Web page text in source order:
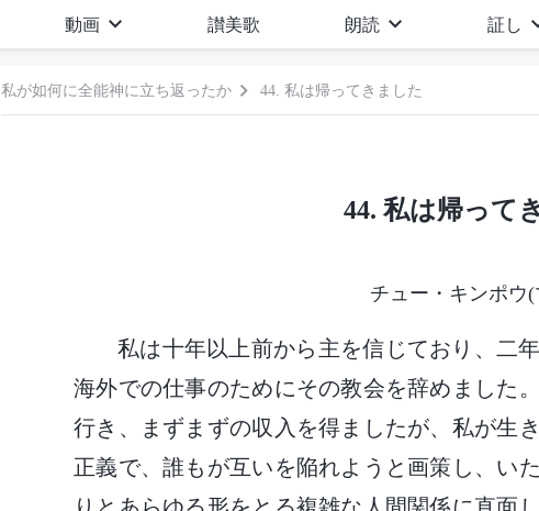
動画 讃美歌 朗読 証し
私が如何に全能神に立ち返ったか 44. 私は帰ってきました
44. 私は帰って
チュー・キンポウ
私は十年以上前から主を信じており、二
海外での仕事のためにその教会を辞めました
行き、まずまずの収入を得ましたが、私が生
正義で、誰もが互いを陥れようと画策し、い